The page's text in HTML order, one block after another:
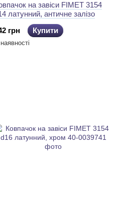
на завіси FIMET 3154
латунний, античне залізо
грн
Купити